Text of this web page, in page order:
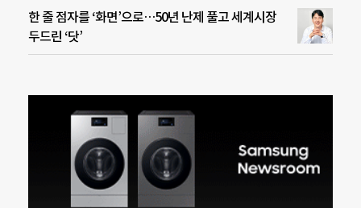
한 줄 점자를 ‘화면’으로…50년 난제 풀고 세계시장
두드린 ‘닷’